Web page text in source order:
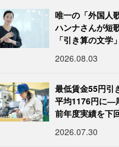
唯一の「外国人
ハンナさんが短
「引き算の文学」
2026.08.03
最低賃金55円引
平均1176円に―
前年度実績を下
2026.07.30